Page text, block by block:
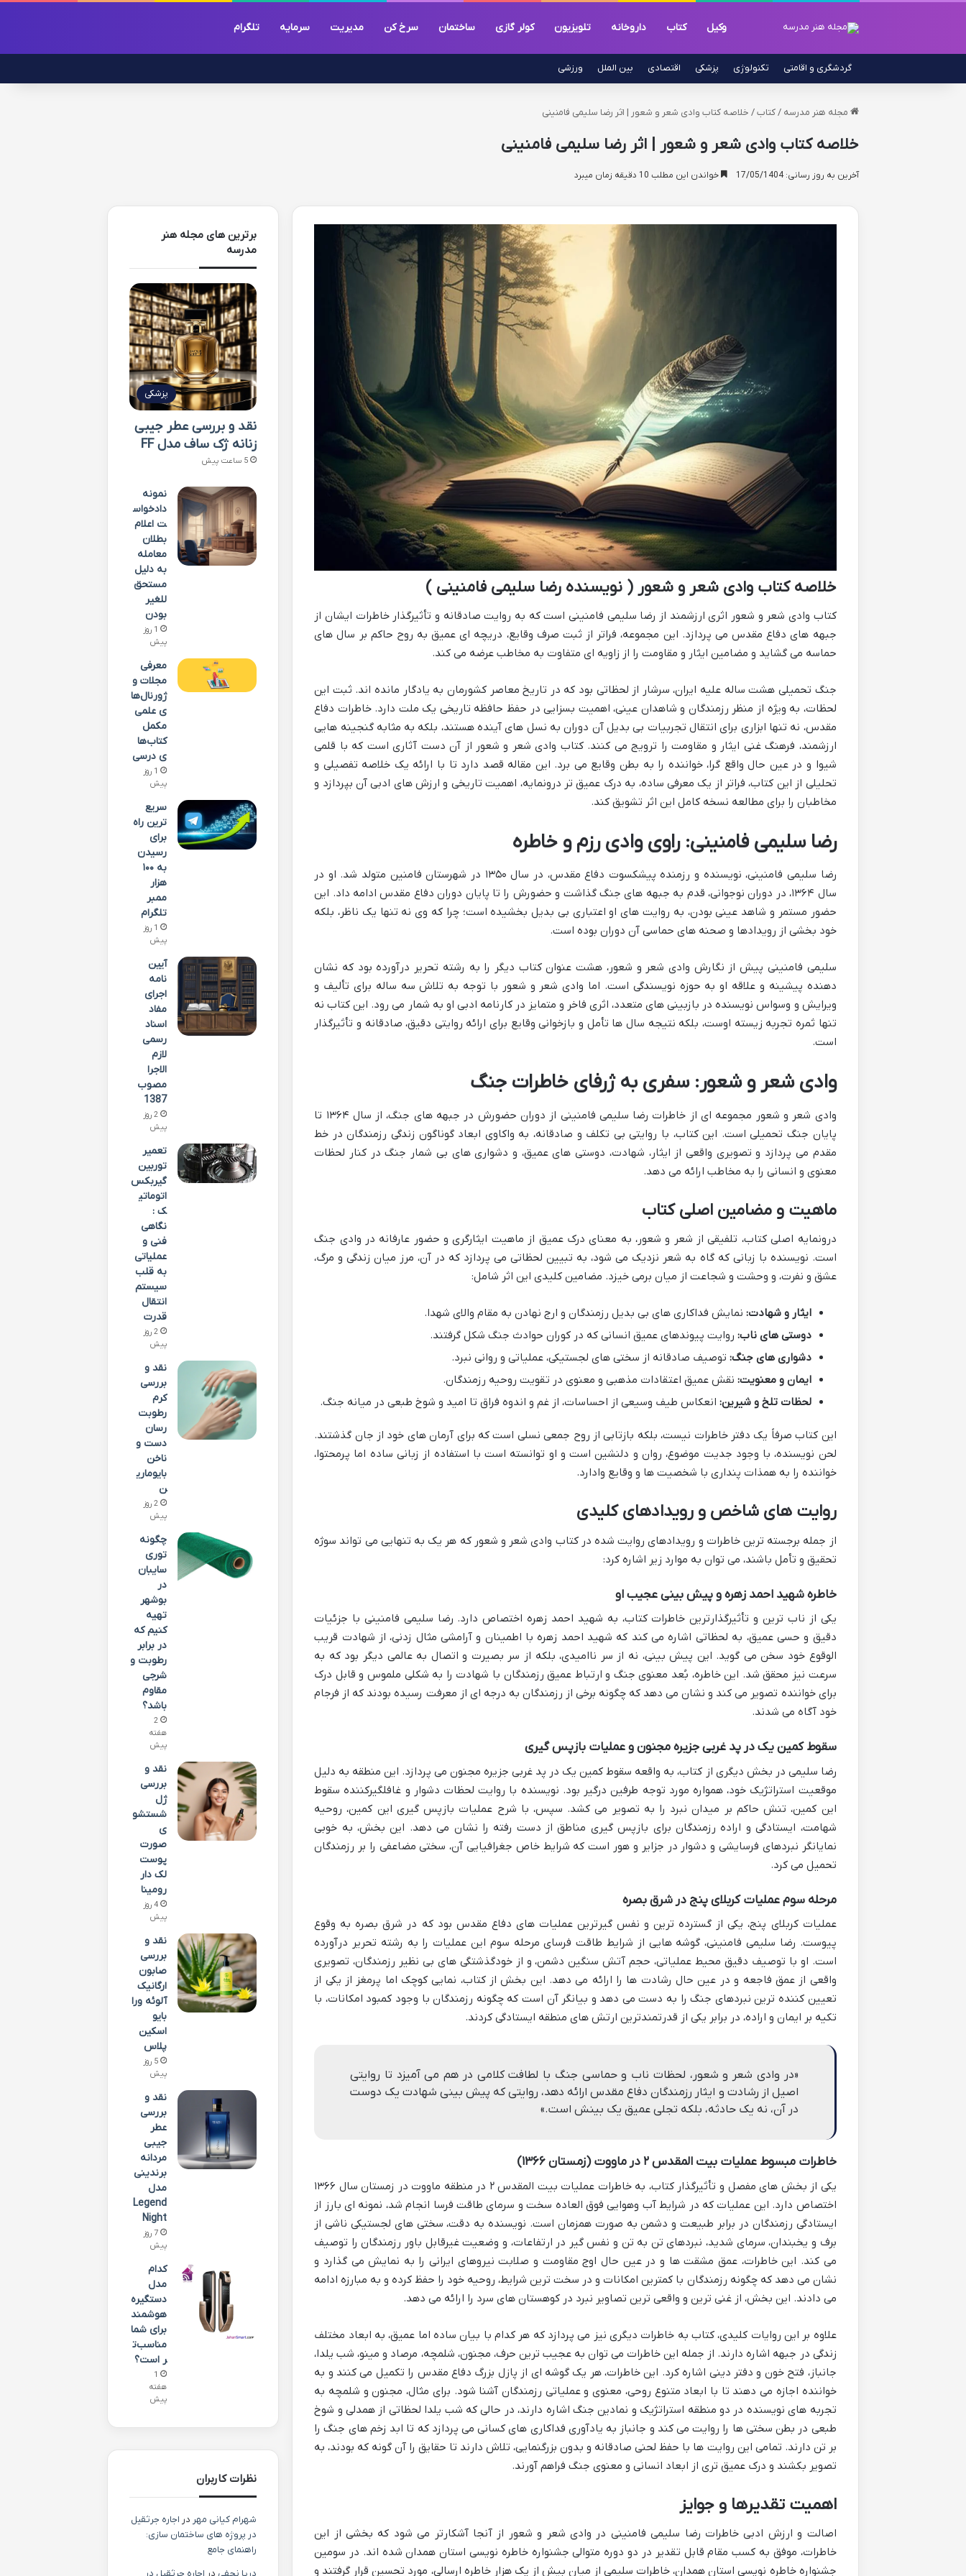
وکیل کتاب داروخانه تلویزیون کولر گازی ساختمان سرخ کن مدیریت سرمایه تلگرام
گردشگری و اقامتی تکنولوژی پزشکی اقتصادی بین الملل ورزشی
مجله هنر مدرسه / کتاب / خلاصه کتاب وادی شعر و شعور | اثر رضا سلیمی فامنینی
خلاصه کتاب وادی شعر و شعور | اثر رضا سلیمی فامنینی
آخرین به روز رسانی: 17/05/1404 خواندن این مطلب 10 دقیقه زمان میبرد
خلاصه کتاب وادی شعر و شعور ( نویسنده رضا سلیمی فامنینی )
کتاب وادی شعر و شعور اثری ارزشمند از رضا سلیمی فامنینی است که به روایت صادقانه و تأثیرگذار خاطرات ایشان از
جبهه های دفاع مقدس می پردازد. این مجموعه، فراتر از ثبت صرف وقایع، دریچه ای عمیق به روح حاکم بر سال های
حماسه می گشاید و مضامین ایثار و مقاومت را از زاویه ای متفاوت به مخاطب عرضه می کند.
جنگ تحمیلی هشت ساله علیه ایران، سرشار از لحظاتی بود که در تاریخ معاصر کشورمان به یادگار مانده اند. ثبت این
لحظات، به ویژه از منظر رزمندگان و شاهدان عینی، اهمیت بسزایی در حفظ حافظه تاریخی یک ملت دارد. خاطرات دفاع
مقدس، نه تنها ابزاری برای انتقال تجربیات بی بدیل آن دوران به نسل های آینده هستند، بلکه به مثابه گنجینه هایی
ارزشمند، فرهنگ غنی ایثار و مقاومت را ترویج می کنند. کتاب وادی شعر و شعور از آن دست آثاری است که با قلمی
شیوا و در عین حال واقع گرا، خواننده را به بطن وقایع می برد. این مقاله قصد دارد تا با ارائه یک خلاصه تفصیلی و
تحلیلی از این کتاب، فراتر از یک معرفی ساده، به درک عمیق تر درونمایه، اهمیت تاریخی و ارزش های ادبی آن بپردازد و
مخاطبان را برای مطالعه نسخه کامل این اثر تشویق کند.
رضا سلیمی فامنینی: راوی وادی رزم و خاطره
رضا سلیمی فامنینی، نویسنده و رزمنده پیشکسوت دفاع مقدس، در سال ۱۳۵۰ در شهرستان فامنین متولد شد. او در
سال ۱۳۶۴، در دوران نوجوانی، قدم به جبهه های جنگ گذاشت و حضورش را تا پایان دوران دفاع مقدس ادامه داد. این
حضور مستمر و شاهد عینی بودن، به روایت های او اعتباری بی بدیل بخشیده است؛ چرا که وی نه تنها یک ناظر، بلکه
خود بخشی از رویدادها و صحنه های حماسی آن دوران بوده است.
سلیمی فامنینی پیش از نگارش وادی شعر و شعور، هشت عنوان کتاب دیگر را به رشته تحریر درآورده بود که نشان
دهنده پیشینه و علاقه او به حوزه نویسندگی است. اما وادی شعر و شعور با توجه به تلاش سه ساله برای تألیف و
ویرایش و وسواس نویسنده در بازبینی های متعدد، اثری فاخر و متمایز در کارنامه ادبی او به شمار می رود. این کتاب نه
تنها ثمره تجربه زیسته اوست، بلکه نتیجه سال ها تأمل و بازخوانی وقایع برای ارائه روایتی دقیق، صادقانه و تأثیرگذار
است.
وادی شعر و شعور: سفری به ژرفای خاطرات جنگ
وادی شعر و شعور مجموعه ای از خاطرات رضا سلیمی فامنینی از دوران حضورش در جبهه های جنگ، از سال ۱۳۶۴ تا
پایان جنگ تحمیلی است. این کتاب، با روایتی بی تکلف و صادقانه، به واکاوی ابعاد گوناگون زندگی رزمندگان در خط
مقدم می پردازد و تصویری واقعی از ایثار، شهادت، دوستی های عمیق، و دشواری های بی شمار جنگ در کنار لحظات
معنوی و انسانی را به مخاطب ارائه می دهد.
ماهیت و مضامین اصلی کتاب
درونمایه اصلی کتاب، تلفیقی از شعر و شعور، به معنای درک عمیق از ماهیت ایثارگری و حضور عارفانه در وادی جنگ
است. نویسنده با زبانی که گاه به شعر نزدیک می شود، به تبیین لحظاتی می پردازد که در آن، مرز میان زندگی و مرگ،
عشق و نفرت، و وحشت و شجاعت از میان برمی خیزد. مضامین کلیدی این اثر شامل:
ایثار و شهادت: نمایش فداکاری های بی بدیل رزمندگان و ارج نهادن به مقام والای شهدا.
دوستی های ناب: روایت پیوندهای عمیق انسانی که در کوران حوادث جنگ شکل گرفتند.
دشواری های جنگ: توصیف صادقانه از سختی های لجستیکی، عملیاتی و روانی نبرد.
ایمان و معنویت: نقش عمیق اعتقادات مذهبی و معنوی در تقویت روحیه رزمندگان.
لحظات تلخ و شیرین: انعکاس طیف وسیعی از احساسات، از غم و اندوه فراق تا امید و شوخ طبعی در میانه جنگ.
این کتاب صرفاً یک دفتر خاطرات نیست، بلکه بازتابی از روح جمعی نسلی است که برای آرمان های خود از جان گذشتند.
لحن نویسنده، با وجود جدیت موضوع، روان و دلنشین است و او توانسته است با استفاده از زبانی ساده اما پرمحتوا،
خواننده را به همذات پنداری با شخصیت ها و وقایع وادارد.
روایت های شاخص و رویدادهای کلیدی
از جمله برجسته ترین خاطرات و رویدادهای روایت شده در کتاب وادی شعر و شعور که هر یک به تنهایی می تواند سوژه
تحقیق و تأمل باشند، می توان به موارد زیر اشاره کرد:
خاطره شهید احمد زهره و پیش بینی عجیب او
یکی از ناب ترین و تأثیرگذارترین خاطرات کتاب، به شهید احمد زهره اختصاص دارد. رضا سلیمی فامنینی با جزئیات
دقیق و حسی عمیق، به لحظاتی اشاره می کند که شهید احمد زهره با اطمینان و آرامشی مثال زدنی، از شهادت قریب
الوقوع خود سخن می گوید. این پیش بینی، نه از سر ناامیدی، بلکه از سر بصیرت و اتصال به عالمی دیگر بود که به
سرعت نیز محقق شد. این خاطره، بُعد معنوی جنگ و ارتباط عمیق رزمندگان با شهادت را به شکلی ملموس و قابل درک
برای خواننده تصویر می کند و نشان می دهد که چگونه برخی از رزمندگان به درجه ای از معرفت رسیده بودند که از فرجام
خود آگاه می شدند.
سقوط کمین یک در پد غربی جزیره مجنون و عملیات بازپس گیری
رضا سلیمی در بخش دیگری از کتاب، به واقعه سقوط کمین یک در پد غربی جزیره مجنون می پردازد. این منطقه به دلیل
موقعیت استراتژیک خود، همواره مورد توجه طرفین درگیر بود. نویسنده با روایت لحظات دشوار و غافلگیرکننده سقوط
این کمین، تنش حاکم بر میدان نبرد را به تصویر می کشد. سپس، با شرح عملیات بازپس گیری این کمین، روحیه
شهامت، ایستادگی و اراده رزمندگان برای بازپس گیری مناطق از دست رفته را نشان می دهد. این بخش، به خوبی
نمایانگر نبردهای فرسایشی و دشوار در جزایر و هور است که شرایط خاص جغرافیایی آن، سختی مضاعفی را بر رزمندگان
تحمیل می کرد.
مرحله سوم عملیات کربلای پنج در شرق بصره
عملیات کربلای پنج، یکی از گسترده ترین و نفس گیرترین عملیات های دفاع مقدس بود که در شرق بصره به وقوع
پیوست. رضا سلیمی فامنینی، گوشه هایی از شرایط طاقت فرسای مرحله سوم این عملیات را به رشته تحریر درآورده
است. او با توصیف دقیق محیط عملیاتی، حجم آتش سنگین دشمن، و از خودگذشتگی های بی نظیر رزمندگان، تصویری
واقعی از عمق فاجعه و در عین حال رشادت ها را ارائه می دهد. این بخش از کتاب، نمایی کوچک اما پرمغز از یکی از
تعیین کننده ترین نبردهای جنگ را به دست می دهد و بیانگر آن است که چگونه رزمندگان با وجود کمبود امکانات، با
تکیه بر ایمان و اراده، در برابر یکی از قدرتمندترین ارتش های منطقه ایستادگی کردند.
«در وادی شعر و شعور، لحظات ناب و حماسی جنگ با لطافت کلامی در هم می آمیزد تا روایتی
اصیل از رشادت و ایثار رزمندگان دفاع مقدس ارائه دهد، روایتی که پیش بینی شهادت یک دوست
در آن، نه یک حادثه، بلکه تجلی عمیق یک بینش است.»
خاطرات مبسوط عملیات بیت المقدس ۲ در ماووت (زمستان ۱۳۶۶)
یکی از بخش های مفصل و تأثیرگذار کتاب، به خاطرات عملیات بیت المقدس ۲ در منطقه ماووت در زمستان سال ۱۳۶۶
اختصاص دارد. این عملیات که در شرایط آب وهوایی فوق العاده سخت و سرمای طاقت فرسا انجام شد، نمونه ای بارز از
ایستادگی رزمندگان در برابر طبیعت و دشمن به صورت همزمان است. نویسنده به دقت، سختی های لجستیکی ناشی از
برف و یخبندان، سرمای شدید، نبردهای تن به تن و نفس گیر در ارتفاعات، و وضعیت غیرقابل باور رزمندگان را توصیف
می کند. این خاطرات، عمق مشقت ها و در عین حال اوج مقاومت و صلابت نیروهای ایرانی را به نمایش می گذارد و
نشان می دهد که چگونه رزمندگان با کمترین امکانات و در سخت ترین شرایط، روحیه خود را حفظ کرده و به مبارزه ادامه
می دادند. این بخش، از غنی ترین و واقعی ترین تصاویر نبرد در کوهستان های سرد را ارائه می دهد.
علاوه بر این روایات کلیدی، کتاب به خاطرات دیگری نیز می پردازد که هر کدام با بیان ساده اما عمیق، به ابعاد مختلف
زندگی در جبهه اشاره دارند. از جمله این خاطرات می توان به عجیب ترین حرف، مجنون، شلمچه، مرصاد و مینو، شب یلدا،
جانباز، فتح خون و دفتر دینی اشاره کرد. این خاطرات، هر یک گوشه ای از پازل بزرگ دفاع مقدس را تکمیل می کنند و به
خواننده اجازه می دهند تا با ابعاد متنوع روحی، معنوی و عملیاتی رزمندگان آشنا شود. برای مثال، مجنون و شلمچه به
تجربه های نویسنده در دو منطقه استراتژیک و نمادین جنگ اشاره دارند، در حالی که شب یلدا لحظاتی از همدلی و شوخ
طبعی در بطن سختی ها را روایت می کند و جانباز به یادآوری فداکاری های کسانی می پردازد که تا ابد زخم های جنگ را
بر تن دارند. تمامی این روایت ها با حفظ لحنی صادقانه و بدون بزرگنمایی، تلاش دارند تا حقایق را آن گونه که بودند، به
تصویر بکشند و درک عمیق تری از ابعاد انسانی و معنوی جنگ فراهم آورند.
اهمیت تقدیرها و جوایز
اصالت و ارزش ادبی خاطرات رضا سلیمی فامنینی در وادی شعر و شعور از آنجا آشکارتر می شود که بخشی از این
خاطرات، موفق به کسب مقام قابل تقدیر در دو دوره متوالی جشنواره خاطره نویسی استان همدان شده اند. در سومین
جشنواره خاطره نویسی استان همدان، خاطرات سلیمی از میان بیش از یک هزار خاطره ارسالی، مورد تحسین قرار گرفتند و
برترین های مجله هنر
مدرسه
پزشکی
نقد و بررسی عطر جیبی
زنانه ژک ساف مدل FF
5 ساعت پیش
نمونه
دادخواس
ت اعلام
بطلان
معامله
به دلیل
مستحق
للغیر
بودن
1 روز
پیش
معرفی
مجلات و
ژورنال‌ها
ی علمی
مکمل
کتاب‌ها
ی درسی
1 روز
پیش
سریع
ترین راه
برای
رسیدن
به ۱۰۰
هزار
ممبر
تلگرام
1 روز
پیش
آیین
نامه
اجرای
مفاد
اسناد
رسمی
لازم
الاجرا
مصوب
1387
2 روز
پیش
تعمیر
توربین
گیربکس
اتوماتی
ک :
نگاهی
فنی و
عملیاتی
به قلب
سیستم
انتقال
قدرت
2 روز
پیش
نقد و
بررسی
کرم
رطوبت
رسان
دست و
ناخن
بایوماری
ن
2 روز
پیش
چگونه
توری
سایبان
در
بوشهر
تهیه
کنیم که
در برابر
رطوبت و
شرجی
مقاوم
باشد؟
2
هفته
پیش
نقد و
بررسی
ژل
شستشو
ی
صورت
پوست
لک دار
رومینا
4 روز
پیش
نقد و
بررسی
صابون
ارگانیک
آلوئه ورا
بایو
اسکین
پلاس
5 روز
پیش
نقد و
بررسی
عطر
جیبی
مردانه
برندینی
مدل
Legend
Night
7 روز
پیش
کدام
مدل
دستگیره
هوشمند
برای شما
مناسب‌ت
ر است؟
1
هفته
پیش
نظرات کاربران
شهرام کیانی مهر در اجاره جرثقیل
در پروژه های ساختمان سازی:
راهنمای جامع
دریا نجفی در اجاره جرثقیل در